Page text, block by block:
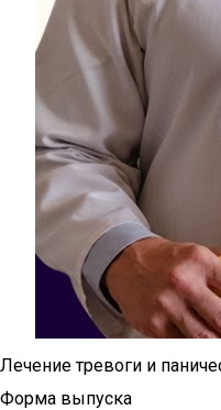
Лечение тревоги и
Форма выпуска